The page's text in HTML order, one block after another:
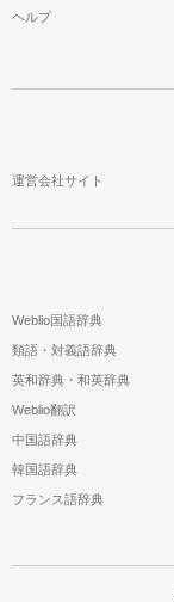
ヘルプ
運営会社サイト
Weblio国語辞典
類語・対義語辞典
英和辞典・和英辞典
Weblio翻訳
中国語辞典
韓国語辞典
フランス語辞典